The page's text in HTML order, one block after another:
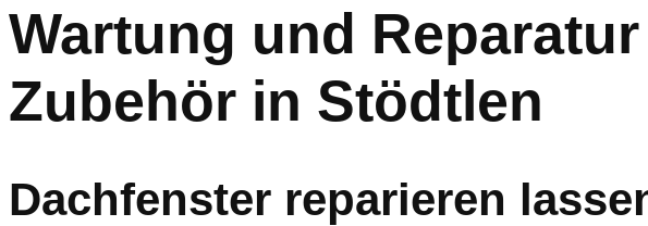
Wartung und
Zubehör in Stödtlen
Dachfenster reparieren